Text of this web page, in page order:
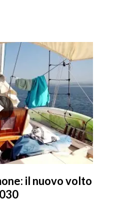
il nuovo volto